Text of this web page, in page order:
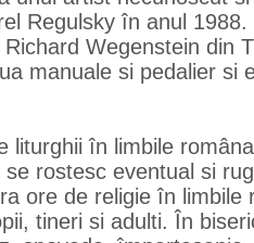
Regulsky în anul 1988.
Wegenstein din
manuale si pedalier si
liturghii în limbile
rostesc eventual si
ore de religie în limbile
tineri si adulti. În